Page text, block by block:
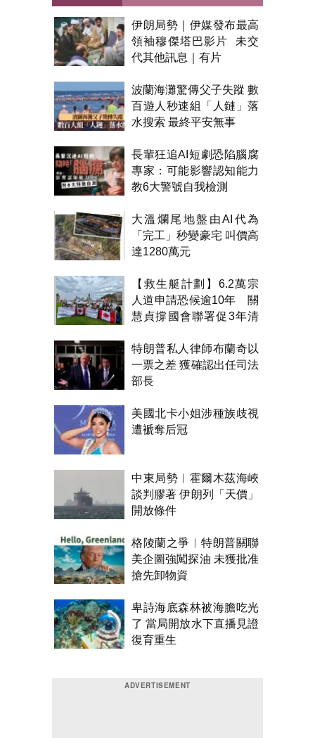
伊朗局勢｜伊媒發布最高
領袖穆傑塔巴影片 未交
代其他訊息｜有片
波蘭海灘驚傳父子失蹤 數
百遊人秒速組「人鏈」落
水搜索 最終平安無事
長輩狂追AI短劇恐陷腦腐
專家：可能影響認知能力
教6大警號自我檢測
大溫爛尾地盤由AI代為
「完工」秒變豪宅 叫價高
達1280萬元
【救生艇計劃】6.2萬宗
人道申請恐候逾10年 關
慧貞撐國會聯署促3年清
特朗普私人律師布蘭奇以
一票之差 獲確認出任司法
部長
美國北卡小姐涉種族歧視
遭褫奪后冠
中東局勢︱霍爾木茲海峽
談判膠著 伊朗列「天價」
開放條件
格陵蘭之爭︱特朗普關聯
美企圖強闖探油 未獲批准
搶先卸物資
卑詩海底森林被海膽吃光
了 當局開放水下直播見證
復育重生